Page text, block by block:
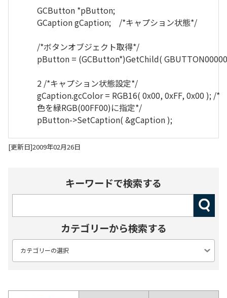
GCButton *pButton;
GCaption gCaption; /*キャプション状態*/
/*ボタンオブジェクト取得*/
pButton = (GCButton*)GetChild(
2 /*キャプション状態設定*/
gCaption.gcColor = RGB16( 0x00, 0xFF, 0x00 ); /*
色を緑RGB(00FF00)に指定*/
pButton->SetCaption( &gCaption );
[更新日]2009年02月26日
キーワードで検索する
カテゴリーから検索する